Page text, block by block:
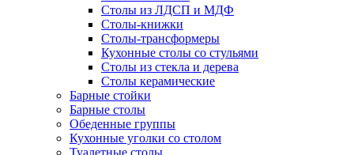
Столы из ЛДСП и МДФ
Столы-книжки
Столы-трансформеры
Кухонные столы со стульями
Столы из стекла и дерева
Столы керамические
Барные стойки
Барные столы
Обеденные группы
Кухонные уголки со столом
Туалетные столы